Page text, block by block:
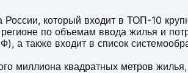
который входит в ТОП-10
по объемам ввода жилья и
а также входит в список
миллиона квадратных метров